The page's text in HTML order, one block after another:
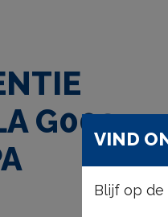
G003 +
VIND
Blijf op de